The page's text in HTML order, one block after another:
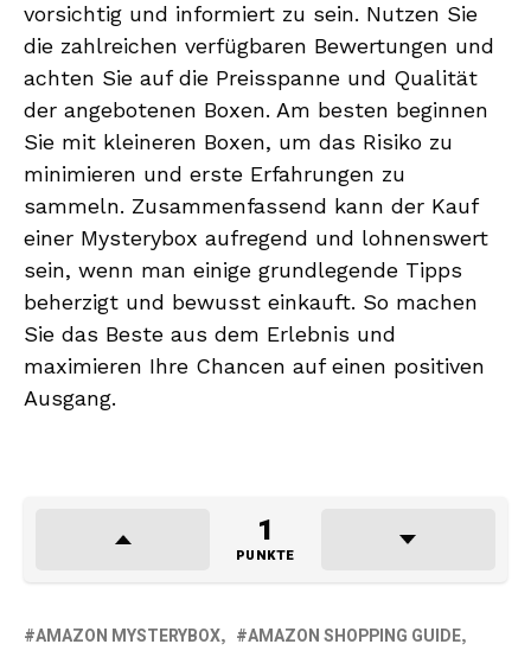
vorsichtig und informiert zu sein. Nutzen Sie
die zahlreichen verfügbaren Bewertungen und
achten Sie auf die Preisspanne und Qualität
der angebotenen Boxen. Am besten beginnen
Sie mit kleineren Boxen, um das Risiko zu
minimieren und erste Erfahrungen zu
sammeln. Zusammenfassend kann der Kauf
einer Mysterybox aufregend und lohnenswert
sein, wenn man einige grundlegende Tipps
beherzigt und bewusst einkauft. So machen
Sie das Beste aus dem Erlebnis und
maximieren Ihre Chancen auf einen positiven
Ausgang.
1
PUNKTE
AMAZON MYSTERYBOX
AMAZON SHOPPING GUIDE